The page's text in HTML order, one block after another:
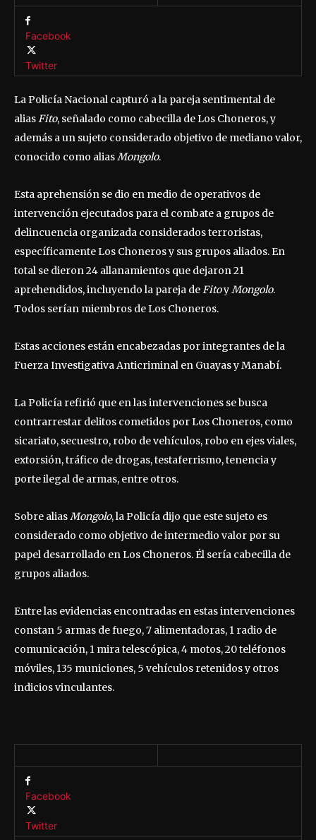
Facebook
Twitter
La Policía Nacional capturó a la pareja sentimental de
aliasFito, señalado como cabecilla de Los Choneros, y
además a un sujeto considerado objetivo de mediano valor,
conocido como aliasMongolo.
Esta aprehensión se dio en medio de operativos de
intervención ejecutados para el combate a grupos de
delincuencia organizada considerados terroristas,
específicamente Los Choneros y sus grupos aliados. En
total se dieron 24 allanamientos que dejaron 21
aprehendidos, incluyendo la pareja deFitoyMongolo.
Todos serían miembros de Los Choneros.
Estas acciones están encabezadas por integrantes de la
Fuerza Investigativa Anticriminal en Guayas y Manabí.
La Policía refirió que en las intervenciones se busca
contrarrestar delitos cometidos por Los Choneros, como
sicariato, secuestro, robo de vehículos, robo en ejes viales,
extorsión, tráfico de drogas, testaferrismo, tenencia y
porte ilegal de armas, entre otros.
Sobre aliasMongolo, la Policía dijo que este sujeto es
considerado como objetivo de intermedio valor por su
papel desarrollado en Los Choneros. Él sería cabecilla de
grupos aliados.
Entre las evidencias encontradas en estas intervenciones
constan 5 armas de fuego, 7 alimentadoras, 1 radio de
comunicación, 1 mira telescópica, 4 motos, 20 teléfonos
móviles, 135 municiones, 5 vehículos retenidos y otros
indicios vinculantes.
Facebook
Twitter